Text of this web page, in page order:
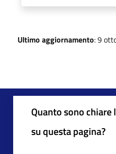
Ultimo aggiornamento: 9
Quanto sono
su questa pagina?